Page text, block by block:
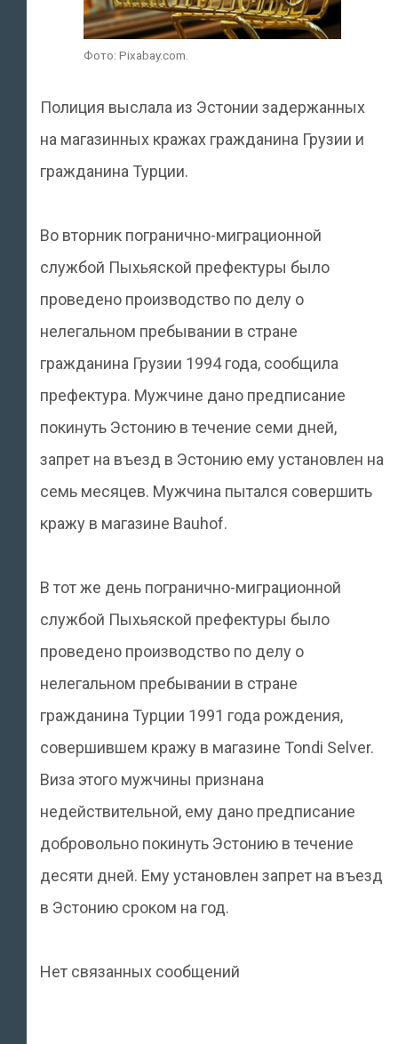
Фото: Pixabay.com.
Полиция выслала из Эстонии задержанных
на магазинных кражах гражданина Грузии и
гражданина Турции.
Во вторник погранично-миграционной
службой Пыхьяской префектуры было
проведено производство по делу о
нелегальном пребывании в стране
гражданина Грузии 1994 года, сообщила
префектура. Мужчине дано предписание
покинуть Эстонию в течение семи дней,
запрет на въезд в Эстонию ему установлен на
семь месяцев. Мужчина пытался совершить
кражу в магазине Bauhof.
В тот же день погранично-миграционной
службой Пыхьяской префектуры было
проведено производство по делу о
нелегальном пребывании в стране
гражданина Турции 1991 года рождения,
совершившем кражу в магазине Tondi Selver.
Виза этого мужчины признана
недействительной, ему дано предписание
добровольно покинуть Эстонию в течение
десяти дней. Ему установлен запрет на въезд
в Эстонию сроком на год.
Нет связанных сообщений